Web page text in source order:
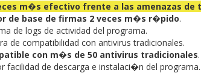
m�s efectivo frente a las amenazas de
de base de firmas 2 veces m�s r�pido.
de logs de actividad del programa.
de compatibilidad con antivirus tradicionales.
con m�s de 50 antivirus tradicionales.
facilidad de descarga e instalaci�n del programa.